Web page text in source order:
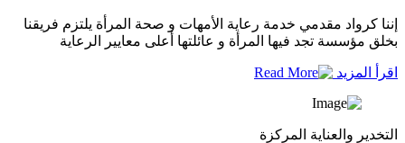
إننا كرواد مقدمي خدمة رعاية الأمهات و صحة المرأة يلتزم فريقنا
بخلق مؤسسة تجد فيها المرأة و عائلتها أعلى معايير الرعاية
اقرأ المزيد
التخدير والعناية المركزة